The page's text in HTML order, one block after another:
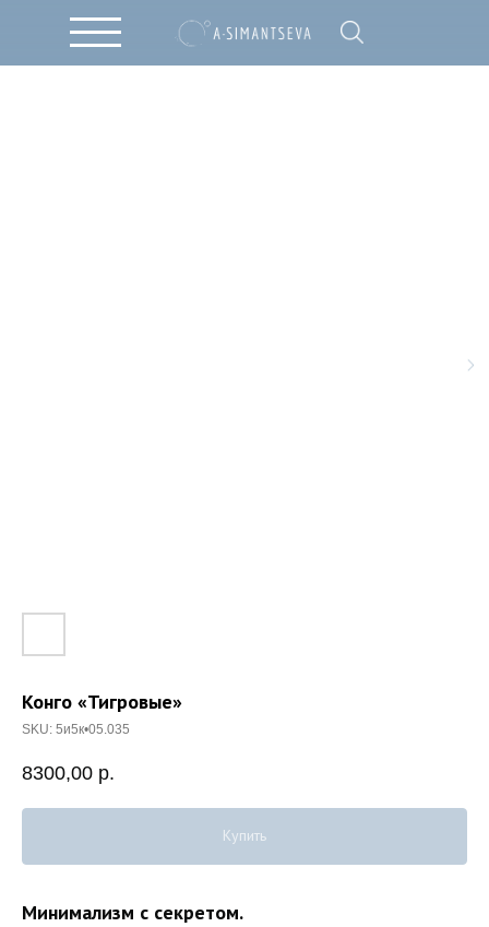
Конго «Тигровые»
SKU: 5и5к•05.035
8300,00 р.
Купить
Минимализм с секретом.